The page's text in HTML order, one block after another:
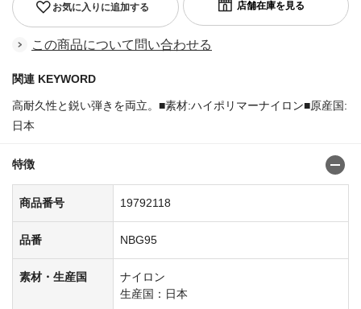
お気に入りに追加する
この商品について問い合わせる
関連 KEYWORD
高耐久性と鋭い弾きを両立。■素材:ハイポリマーナイロン■原産国:
日本
特徴
商品番号 19792118
品番 NBG95
素材・生産国
ナイロン
生産国：日本